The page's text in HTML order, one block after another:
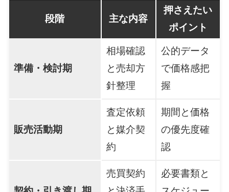
段階 主な内容
押さえたい
ポイント
準備・検討期
相場確認
と売却方
針整理
公的データ
で価格感把
握
販売活動期
査定依頼
と媒介契
約
期間と価格
の優先度確
認
売買契約
必要書類と